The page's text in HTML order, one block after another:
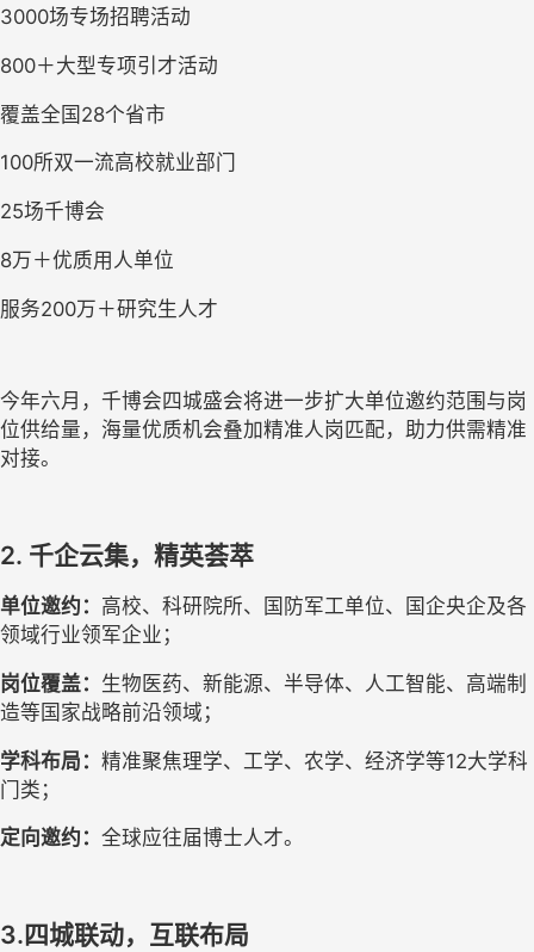
3000场专场招聘活动
800＋大型专项引才活动
覆盖全国 28个省市
100所双一流高校就业部门
25场千博会
8万＋优质用人单位
服务200万＋研究生人才
今年六月，千博会四城盛会将进一步扩大单位邀约范围与岗
位供给量，海量优质机会叠加精准人岗匹配，助力供需精准
对接。
2. 千企云集，精英荟萃
单位邀约： 高校、科研院所、国防军工单位、国企央企及各
领域行业领军企业；
岗位覆盖： 生物医药、新能源、半导体、人工智能、高端制
造等国家战略前沿领域 ；
学科布局： 精准聚焦理学、工学、农学、经济学等12大学科
门类；
定向邀约： 全球应往届博士人才。
3.四城联动，互联布局